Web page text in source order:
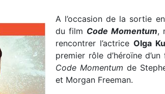
A l’occasion de la sortie
du film Code Momentum,
rencontrer l’actrice Olga
premier rôle d’héroïne
Code Momentum de
et Morgan Freeman.